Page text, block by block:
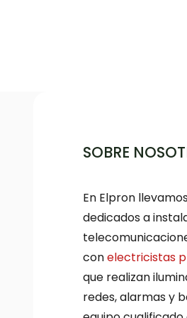
SOBRE
En Elpron
dedicados a
conelectricistas
que realizan
redes, alarmas y